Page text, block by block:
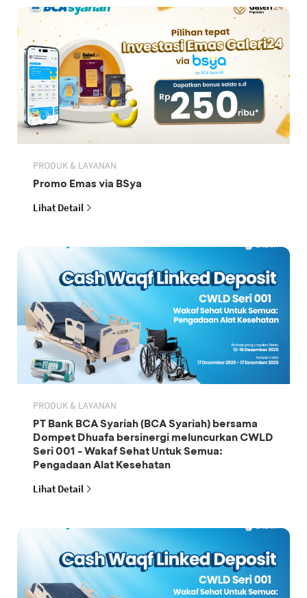
PRODUK & LAYANAN
Promo Emas via BSya
Lihat Detail
PRODUK & LAYANAN
PT Bank BCA Syariah (BCA Syariah) bersama
Dompet Dhuafa bersinergi meluncurkan CWLD
Seri 001 - Wakaf Sehat Untuk Semua:
Pengadaan Alat Kesehatan
Lihat Detail